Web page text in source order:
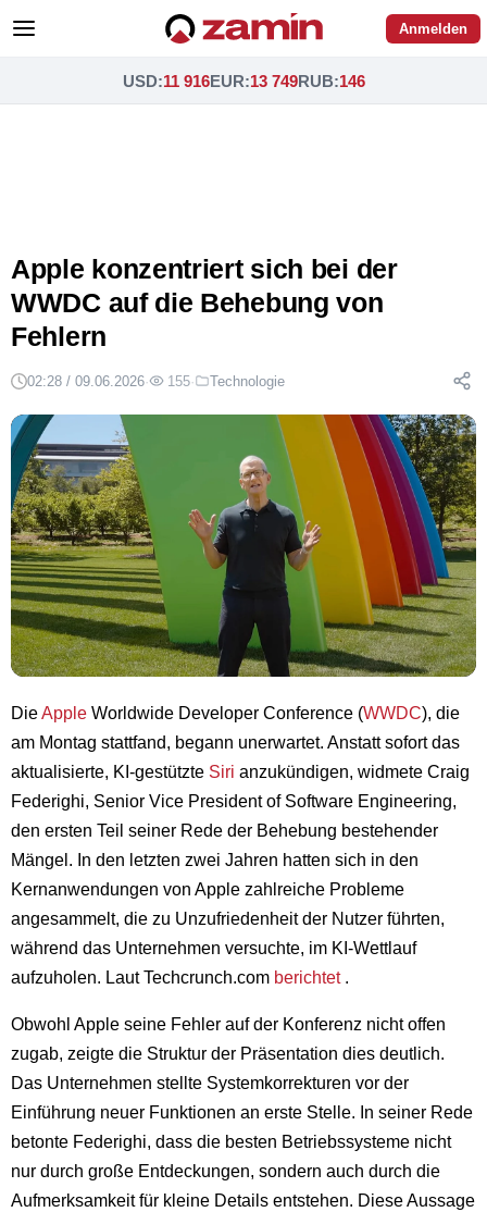
Anmelden
USD:11 916EUR:13 749RUB:146
Apple konzentriert sich bei der
WWDC auf die Behebung von
Fehlern
02:28 / 09.06.2026· 155· Technologie
DieApple Worldwide Developer Conference (WWDC), die
am Montag stattfand, begann unerwartet. Anstatt sofort das
aktualisierte, KI-gestützte Siri anzukündigen, widmete Craig
Federighi, Senior Vice President of Software Engineering,
den ersten Teil seiner Rede der Behebung bestehender
Mängel. In den letzten zwei Jahren hatten sich in den
Kernanwendungen von Apple zahlreiche Probleme
angesammelt, die zu Unzufriedenheit der Nutzer führten,
während das Unternehmen versuchte, im KI-Wettlauf
aufzuholen. Laut Techcrunch.com berichtet.
Obwohl Apple seine Fehler auf der Konferenz nicht offen
zugab, zeigte die Struktur der Präsentation dies deutlich.
Das Unternehmen stellte Systemkorrekturen vor der
Einführung neuer Funktionen an erste Stelle. In seiner Rede
betonte Federighi, dass die besten Betriebssysteme nicht
nur durch große Entdeckungen, sondern auch durch die
Aufmerksamkeit für kleine Details entstehen. Diese Aussage